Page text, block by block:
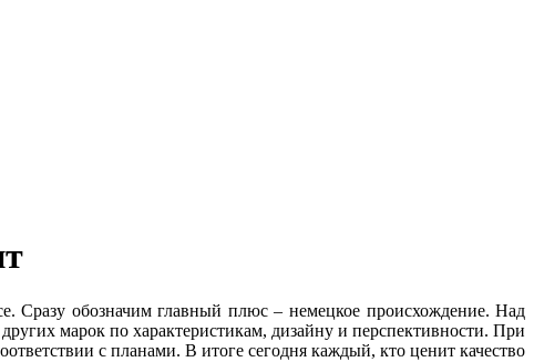
Сразу обозначим главный плюс – немецкое происхождение. Над
марок по характеристикам, дизайну и перспективности. При
с планами. В итоге сегодня каждый, кто ценит качество